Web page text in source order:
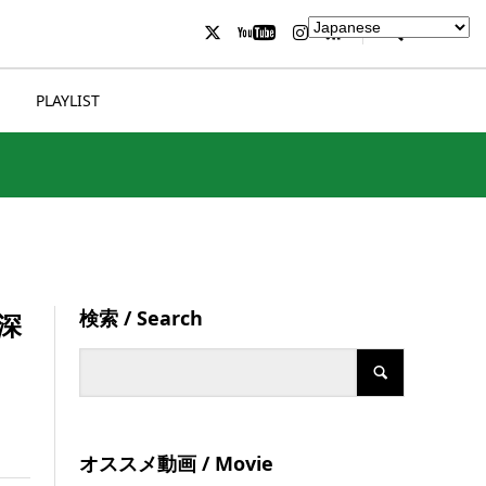
PLAYLIST
検索 / Search
オススメ動画 / Movie